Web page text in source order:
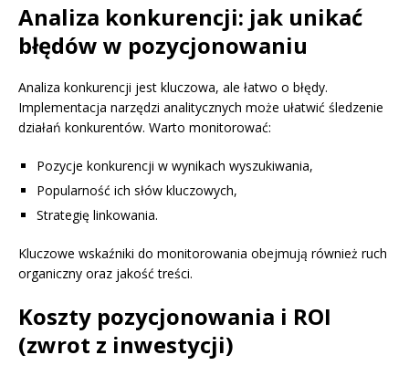
Analiza konkurencji: jak unikać
błędów w pozycjonowaniu
Analiza konkurencji jest kluczowa, ale łatwo o błędy.
Implementacja narzędzi analitycznych może ułatwić śledzenie
działań konkurentów. Warto monitorować:
Pozycje konkurencji w wynikach wyszukiwania,
Popularność ich słów kluczowych,
Strategię linkowania.
Kluczowe wskaźniki do monitorowania obejmują również ruch
organiczny oraz jakość treści.
Koszty pozycjonowania i ROI
(zwrot z inwestycji)